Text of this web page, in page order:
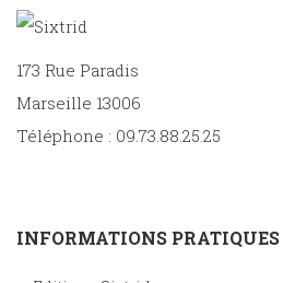
173 Rue Paradis
Marseille 13006
Téléphone : 09.73.88.25.25
INFORMATIONS PRATIQUES